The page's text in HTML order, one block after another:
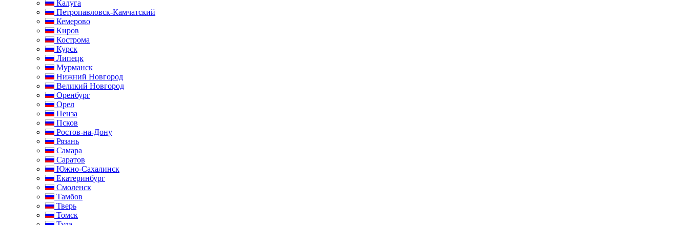
Калуга
Петропавловск-Камчатский
Кемерово
Киров
Кострома
Курск
Липецк
Мурманск
Нижний Новгород
Великий Новгород
Оренбург
Орел
Пенза
Псков
Ростов-на-Дону
Рязань
Самара
Саратов
Южно-Сахалинск
Екатеринбург
Смоленск
Тамбов
Тверь
Томск